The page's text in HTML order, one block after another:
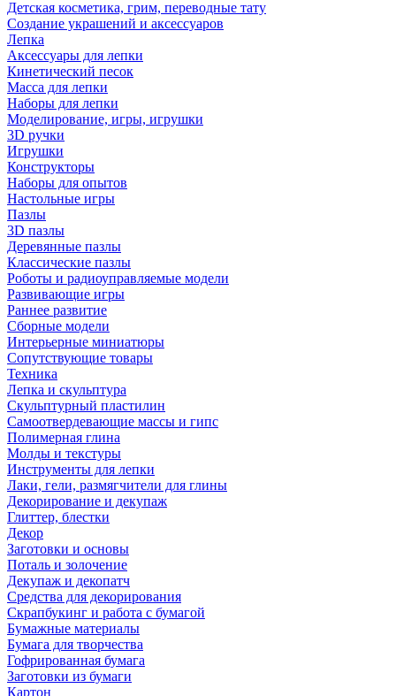
Детская косметика, грим, переводные тату
Создание украшений и аксессуаров
Лепка
Аксессуары для лепки
Кинетический песок
Масса для лепки
Наборы для лепки
Моделирование, игры, игрушки
3D ручки
Игрушки
Конструкторы
Наборы для опытов
Настольные игры
Пазлы
3D пазлы
Деревянные пазлы
Классические пазлы
Роботы и радиоуправляемые модели
Развивающие игры
Раннее развитие
Сборные модели
Интерьерные миниатюры
Сопутствующие товары
Техника
Лепка и скульптура
Скульптурный пластилин
Самоотвердевающие массы и гипс
Полимерная глина
Молды и текстуры
Инструменты для лепки
Лаки, гели, размягчители для глины
Декорирование и декупаж
Глиттер, блестки
Декор
Заготовки и основы
Поталь и золочение
Декупаж и декопатч
Средства для декорирования
Скрапбукинг и работа с бумагой
Бумажные материалы
Бумага для творчества
Гофрированная бумага
Заготовки из бумаги
Картон